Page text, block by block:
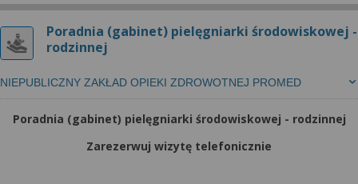
Poradnia (gabinet) pielęgniarki środowiskowej -
rodzinnej
NIEPUBLICZNY ZAKŁAD OPIEKI ZDROWOTNEJ PROMED
Poradnia (gabinet) pielęgniarki środowiskowej - rodzinnej
Zarezerwuj wizytę telefonicznie